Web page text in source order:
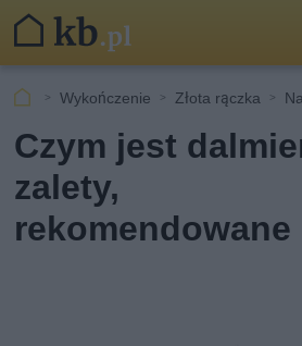
Wykończenie Złota rączka
Czym jest
zalety,